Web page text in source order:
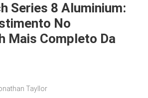
Series 8 Aluminium:
No
Mais Completo Da
Tayllor